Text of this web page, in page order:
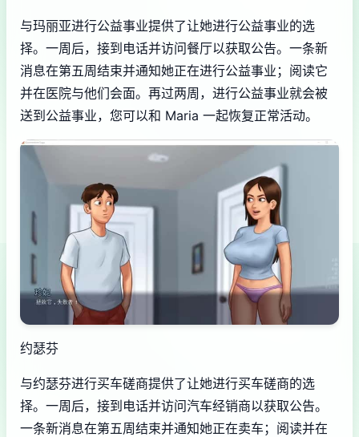
与玛丽亚进行公益事业提供了让她进行公益事业的选
择。一周后，接到电话并访问餐厅以获取公告。一条新
消息在第五周结束并通知她正在进行公益事业；阅读它
并在医院与他们会面。再过两周，进行公益事业就会被
送到公益事业，您可以和 Maria 一起恢复正常活动。
约瑟芬
与约瑟芬进行买车磋商提供了让她进行买车磋商的选
择。一周后，接到电话并访问汽车经销商以获取公告。
一条新消息在第五周结束并通知她正在卖车；阅读并在